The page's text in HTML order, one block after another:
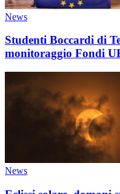
News
Studenti Boccardi di
monitoraggio Fondi
News